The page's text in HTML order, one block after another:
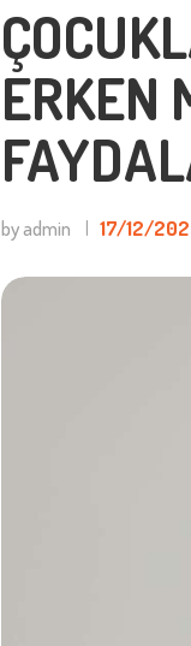
ERKEN
by admin 17/12/